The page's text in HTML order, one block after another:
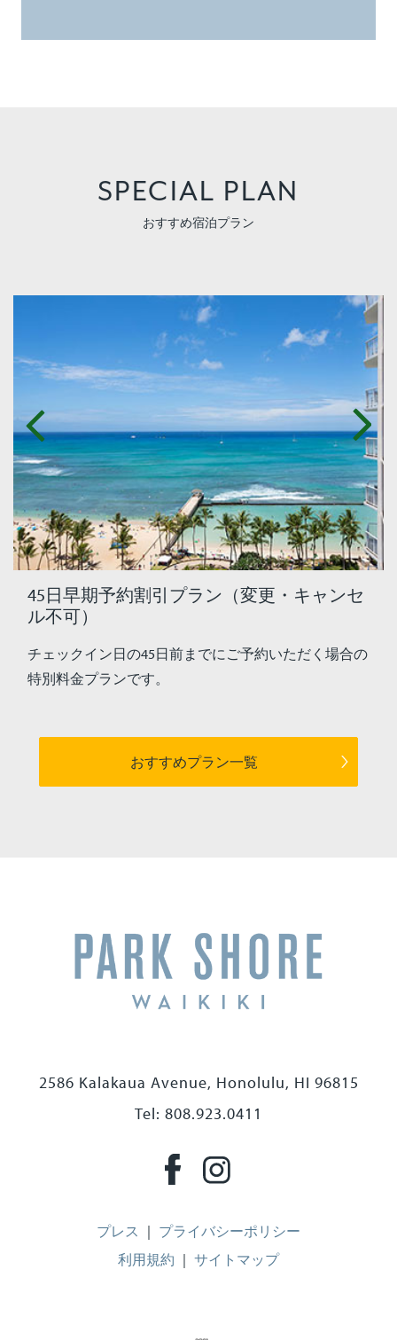
SPECIAL PLAN
おすすめ宿泊プラン
45日早期予約割引プラン（変更・キャンセ
ル不可）
チェックイン日の45日前までにご予約いただく場合の
特別料金プランです。
おすすめプラン一覧
2586 Kalakaua Avenue, Honolulu, HI 96815
Tel: 808.923.0411
プレス ｜ プライバシーポリシー
利用規約 ｜ サイトマップ